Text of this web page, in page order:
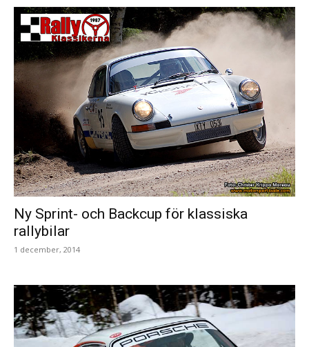
Ny Sprint- och Backcup för klassiska
rallybilar
1 december, 2014